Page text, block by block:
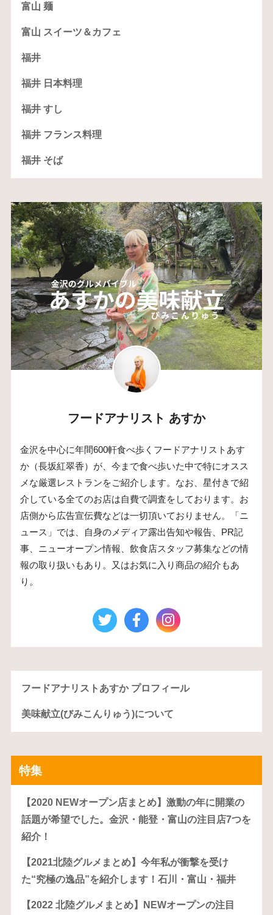
富山 麺
富山 スイーツ＆カフェ
福井
福井 日本料理
福井 すし
福井 フランス料理
福井 そば
フードアナリスト あすか
金沢を中心に年間600軒食べ歩くフードアナリストあす
か（長坂紅翠香）が、今まで食べ歩いた中で特にオスス
メな厳選レストランをご紹介します。なお、星付きで紹
介している全てのお店は自費で調査をしております。お
店側から広告宣伝費などは一切頂いておりません。「ニ
ュース」では、自身のメディア露出告知や報告、PR記
事、ニューオープン情報、飲食店スタッフ募集などの情
報の取り扱いもあり。又はお気に入り商品の紹介もあ
り。
フードアナリストあすか プロフィール
美味献立(びみこんりゅう)について
特集
【2020 NEWオープン店まとめ】激動の年に開業の
話題が希望でした。金沢・能登・富山の注目店7つを
紹介！
【2021北陸グルメまとめ】今年私が衝撃を受け
た“究極の逸品”を紹介します！石川・富山・福井
【2022 北陸グルメまとめ】NEWオープンの注目